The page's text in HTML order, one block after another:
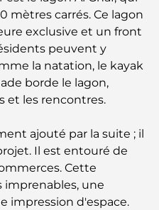
indiens de Dubaï : un
de Palm Jumeirah : une
du luxe et des
en famille à Dubaï :
options
: un luxe inégalé pour
mètres carrés. Ce lagon
exclusive et un front
peuvent y
la natation, le kayak
borde le lagon,
et les rencontres.
ajouté par la suite ; il
Il est entouré de
Cette
imprenables, une
impression d'espace.